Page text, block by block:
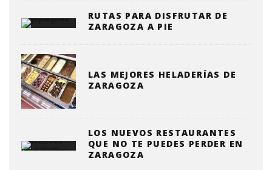
RUTAS PARA DISFRUTAR DE
ZARAGOZA A PIE
LAS MEJORES HELADERÍAS DE
ZARAGOZA
LOS NUEVOS RESTAURANTES
QUE NO TE PUEDES PERDER EN
ZARAGOZA